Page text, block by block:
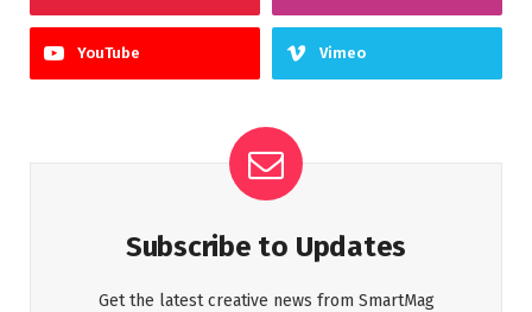
YouTube Vimeo
Subscribe to Updates
Get the latest creative news from SmartMag